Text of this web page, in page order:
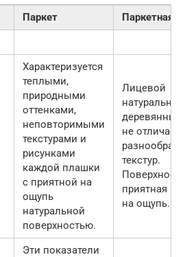
Паркет
Паркетная
Характеризуется
теплыми,
природными
оттенками,
неповторимыми
текстурами и
рисунками
каждой плашки
с приятной на
ощупь
натуральной
поверхностью.
Лицевой
не
текстур.
Поверхность
приятная и
на ощупь.
Эти показатели